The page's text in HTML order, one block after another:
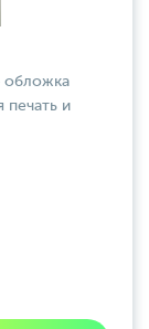
обложка
печать и